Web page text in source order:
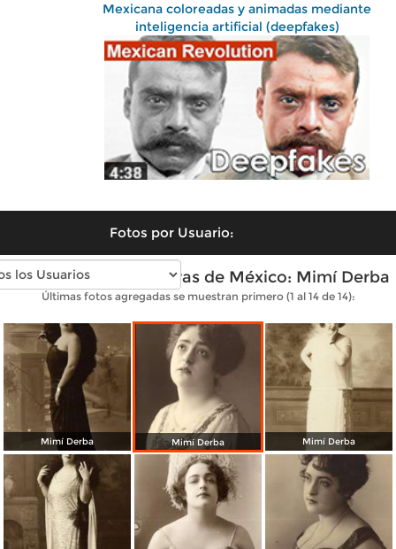
Mexicana coloreadas y animadas mediante
inteligencia artificial (deepfakes)
Fotos por Usuario:
Fotos antiguas de Divas de México: Mimí Derba
Últimas fotos agregadas se muestran primero (1 al 14 de 14):
Mimí Derba Mimí Derba Mimí Derba